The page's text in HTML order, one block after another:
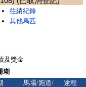
往績紀錄
其他馬匹
及獎金
瑚
馬場/跑道/
途程